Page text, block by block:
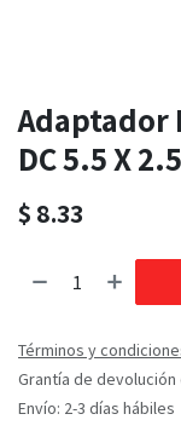
Adaptador
DC 5.5 X
$ 8.33
Términos y
Grantía de devolución
Envío: 2-3 días hábiles